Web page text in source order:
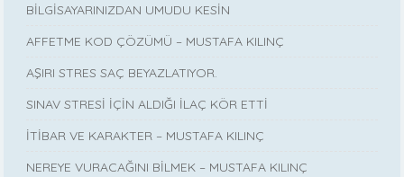
BİLGİSAYARINIZDAN UMUDU KESİN
AFFETME KOD ÇÖZÜMÜ – MUSTAFA KILINÇ
AŞIRI STRES SAÇ BEYAZLATIYOR.
SINAV STRESİ İÇİN ALDIĞI İLAÇ KÖR ETTİ
İTİBAR VE KARAKTER – MUSTAFA KILINÇ
NEREYE VURACAĞINI BİLMEK – MUSTAFA KILINÇ